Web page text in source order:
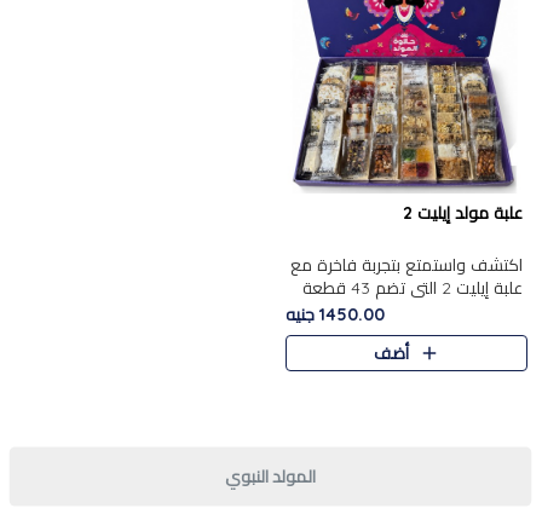
علبة مولد إيليت 2
اكتشف واستمتع بتجربة فاخرة مع
علبة إيليت 2 التي تضم 43 قطعة
تشكيلة من أرقى حلويات المولد
الشرقية المصرية الأصيلة ,معروضة
بشكل جميل في علبة أ..
1450.00 جنيه
أضف
المولد النبوي